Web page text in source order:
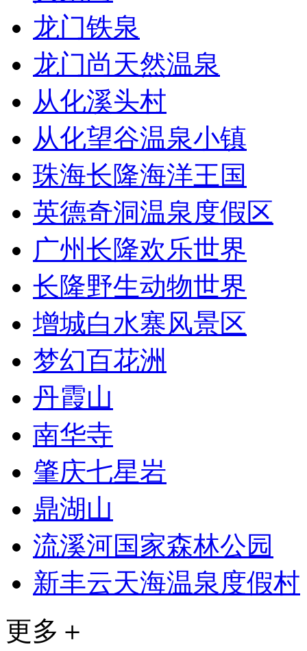
龙门铁泉
龙门尚天然温泉
从化溪头村
从化望谷温泉小镇
珠海长隆海洋王国
英德奇洞温泉度假区
广州长隆欢乐世界
长隆野生动物世界
增城白水寨风景区
梦幻百花洲
丹霞山
南华寺
肇庆七星岩
鼎湖山
流溪河国家森林公园
新丰云天海温泉度假村
更多＋